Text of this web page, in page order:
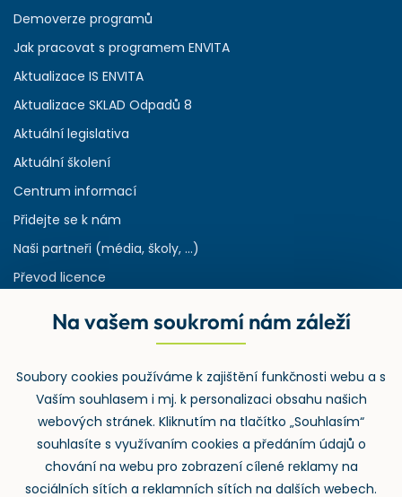
Demoverze programů
Jak pracovat s programem ENVITA
Aktualizace IS ENVITA
Aktualizace SKLAD Odpadů 8
Aktuální legislativa
Aktuální školení
Centrum informací
Přidejte se k nám
Naši partneři (média, školy, ...)
Převod licence
Rejstřík používaných zkratek v odpadech
Zpětný odběr
Na vašem soukromí nám záleží
Soubory cookies používáme k zajištění funkčnosti webu a s
Vaším souhlasem i mj. k personalizaci obsahu našich
webových stránek. Kliknutím na tlačítko „Souhlasím“
souhlasíte s využívaním cookies a předáním údajů o
chování na webu pro zobrazení cílené reklamy na
sociálních sítích a reklamních sítích na dalších webech.